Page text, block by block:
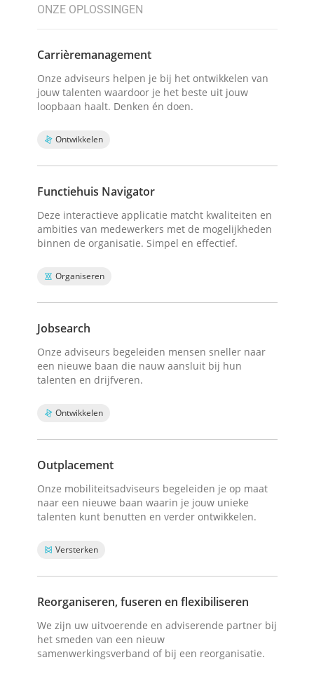
ONZE OPLOSSINGEN
Carrièremanagement
Onze adviseurs helpen je bij het ontwikkelen van
jouw talenten waardoor je het beste uit jouw
loopbaan haalt. Denken én doen.
Ontwikkelen
Functiehuis Navigator
Deze interactieve applicatie matcht kwaliteiten en
ambities van medewerkers met de mogelijkheden
binnen de organisatie. Simpel en effectief.
Organiseren
Jobsearch
Onze adviseurs begeleiden mensen sneller naar
een nieuwe baan die nauw aansluit bij hun
talenten en drijfveren.
Ontwikkelen
Outplacement
Onze mobiliteitsadviseurs begeleiden je op maat
naar een nieuwe baan waarin je jouw unieke
talenten kunt benutten en verder ontwikkelen.
Versterken
Reorganiseren, fuseren en flexibiliseren
We zijn uw uitvoerende en adviserende partner bij
het smeden van een nieuw
samenwerkingsverband of bij een reorganisatie.